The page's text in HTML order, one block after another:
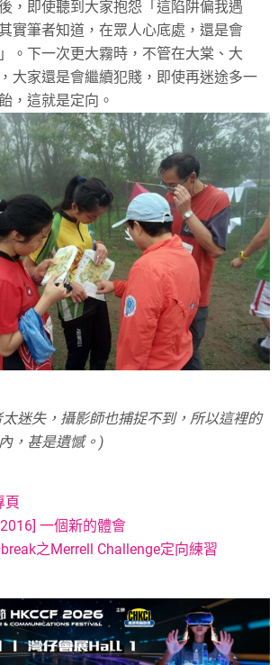
，即使聽到大家抱怨「這陷阱偏我遇
實筆者知道，在眾人心底處，還是會
。下一次更大霧時，不管在大棠、大
大家還是會繼續犯賤，即使再迷途多一
，這就是定向。
迷失，攝影師也捕捉不到，所以這裡的
，甚是遺憾。)
頁
一個新的體會
之Merrell Challenge定向練習